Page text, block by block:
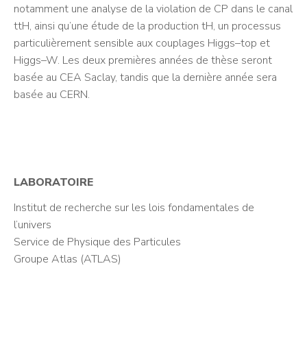
notamment une analyse de la violation de CP dans le canal
ttH, ainsi qu’une étude de la production tH, un processus
particulièrement sensible aux couplages Higgs–top et
Higgs–W. Les deux premières années de thèse seront
basée au CEA Saclay, tandis que la dernière année sera
basée au CERN.
LABORATOIRE
Institut de recherche sur les lois fondamentales de
l’univers
Service de Physique des Particules
Groupe Atlas (ATLAS)